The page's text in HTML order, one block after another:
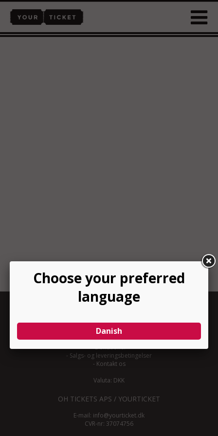
INFORMATION
-Om YourTicket
Bliv arrangør
-Arrangør login
-Donationer
- Salgs- og leveringsbetingelser
- Kontakt os
Valuta: DKK
OH TICKETS APS / YOURTICKET
E-mail: info@yourticket.dk
CVR-nr: 37074756